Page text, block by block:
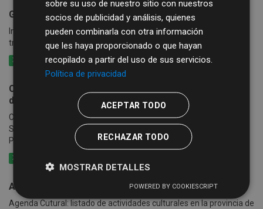
Guía de Recursos Culturales
Información sobre grupos, artistas, empresas..., que se ofertan a
través de la Guía de Recursos Culturales
XLSX CSV XML
Catálogo de publicaciones de la Diputación Provincial
de Salamanca
Catálogo de las publicaciones de la Diputación Provincial de
Salamanca, que incluye las ediciones de la Sección de
Publicaciones de Diputación y las del Instituto de las...
XLSX
Actividades culturales en la provincia
Agenda Cutural: listado de actividades culturales en la provincia de
sobre su uso de nuestro sitio con nuestros
socios de publicidad y análisis, quienes
pueden combinarla con otra información
que les haya proporcionado o que hayan
recopilado a partir del uso de sus servicios.
Política de privacidad
ACEPTAR TODO
RECHAZAR TODO
MOSTRAR DETALLES
POWERED BY COOKIESCRIPT